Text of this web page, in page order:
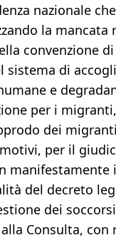
nazionale
la mancata
convenzione
sistema di
e
per i
dei
per il
del decreto
dei
Consulta, con